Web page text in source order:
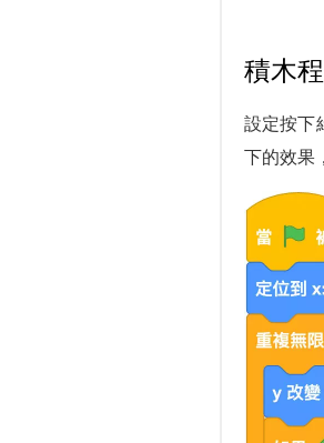
積木
設定按下
下的效果